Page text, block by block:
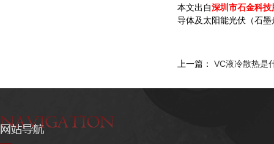
本文出自深圳市石金科
导体及太阳能光伏（石
上一篇： VC液冷散热是